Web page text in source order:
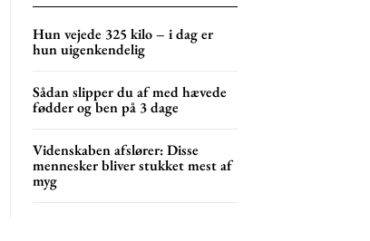
Hun vejede 325 kilo – i dag er
hun uigenkendelig
Sådan slipper du af med hævede
fødder og ben på 3 dage
Videnskaben afslører: Disse
mennesker bliver stukket mest af
myg